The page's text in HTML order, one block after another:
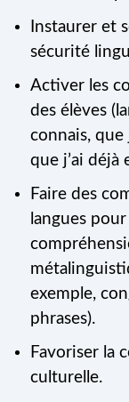
pour
résoudre
Instaurer et
sécurité
Activer les
des élèves
connais, que
que j’ai déjà
Faire des
langues
exemple,
phrases).
Favoriser la
culturelle.